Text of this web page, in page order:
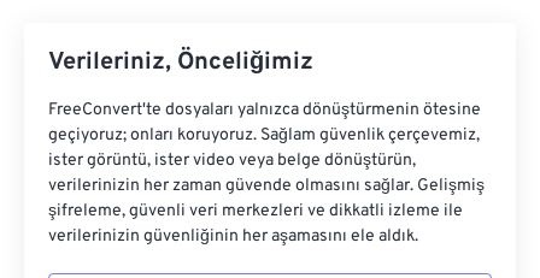
gibi birçok ücretsiz resim dönüştürme programı
mevcuttur. FreeConvert'in ücretsiz aracı, DIB
dosyalarını dönüştürmek için de kullanılabilir:
DIB'den JPG'ye,DIB'den PNG'ye,DIB'den TIF'e.
DIB ile ilgili ilginç bir gerçek de, ücretsiz bir metin
düzenleyiciyle açabilmeniz ve bu düzenleyicide
resim hakkında faydalı bilgiler sunan metinleri
görebilmenizdir.
Verileriniz, Önceliğimiz
FreeConvert'te dosyaları yalnızca dönüştürmenin ötesine
geçiyoruz; onları koruyoruz. Sağlam güvenlik çerçevemiz,
ister görüntü, ister video veya belge dönüştürün,
verilerinizin her zaman güvende olmasını sağlar. Gelişmiş
şifreleme, güvenli veri merkezleri ve dikkatli izleme ile
verilerinizin güvenliğinin her aşamasını ele aldık.